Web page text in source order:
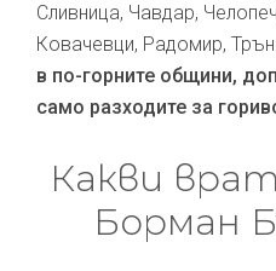
Сливница, Чавдар,
Ковачевци, Радомир,
в по-горните общини,
само разходите за
Какви
Борман